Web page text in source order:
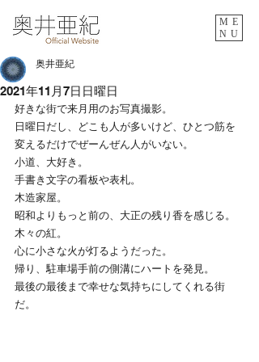
ME
NU
2021年11月7日日曜日
奥井亜紀
好きな街で来月用のお写真撮影。
日曜日だし、どこも人が多いけど、ひとつ筋を
変えるだけでぜーんぜん人がいない。
小道、大好き。
手書き文字の看板や表札。
木造家屋。
昭和よりもっと前の、大正の残り香を感じる。
木々の紅。
心に小さな火が灯るようだった。
帰り、駐車場手前の側溝にハートを発見。
最後の最後まで幸せな気持ちにしてくれる街
だ。